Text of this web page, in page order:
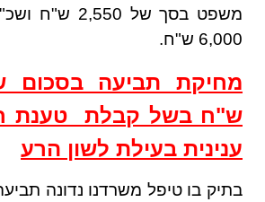
משפט בסך של
6,000 ש"ח.
ש"ח בשל קבלת טענת
ענינית בעילת לשון הרע
בתיק בו טיפל משרדנו נדונה